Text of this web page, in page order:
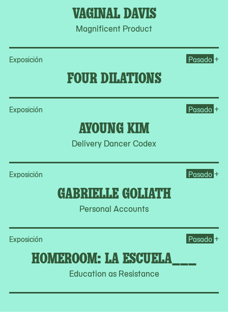
VAGINAL DAVIS
Magnificent Product
Exposición
FOUR DILATIONS
Pasado +
Exposición
AYOUNG KIM
Delivery Dancer Codex
Pasado +
Exposición
GABRIELLE GOLIATH
Personal Accounts
Pasado +
Exposición
HOMEROOM: LA ESCUELA___
Education as Resistance
Pasado +